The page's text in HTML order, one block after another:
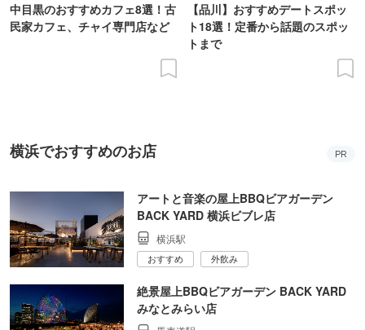
中目黒のおすすめカフェ8選！古
民家カフェ、チャイ専門店など
【品川】おすすめデートスポッ
ト18選！定番から話題のスポッ
トまで
横浜でおすすめのお店 PR
アートと音楽の屋上BBQビアガーデン
BACK YARD 横浜ビブレ店
横浜駅
おすすめ 外飲み
絶景屋上BBQビアガーデン BACK YARD
みなとみらい店